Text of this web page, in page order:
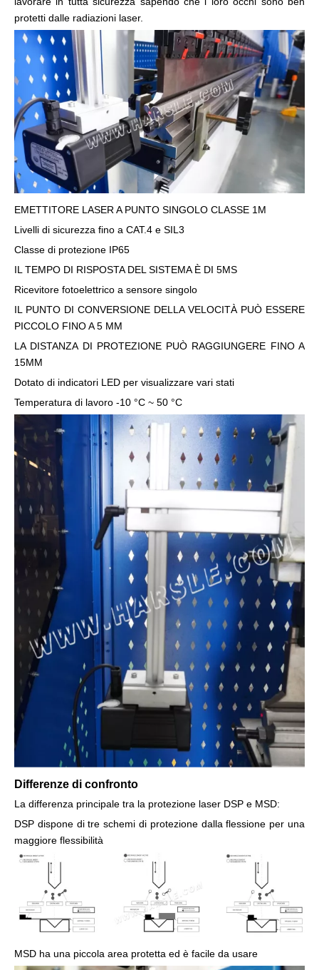
protetti dalle radiazioni laser.
EMETTITORE LASER A PUNTO SINGOLO CLASSE 1M
Livelli di sicurezza fino a CAT.4 e SIL3
Classe di protezione IP65
IL TEMPO DI RISPOSTA DEL SISTEMA È DI 5MS
Ricevitore fotoelettrico a sensore singolo
IL PUNTO DI CONVERSIONE DELLA VELOCITÀ PUÒ ESSERE
PICCOLO FINO A 5 MM
LA DISTANZA DI PROTEZIONE PUÒ RAGGIUNGERE FINO A
15MM
Dotato di indicatori LED per visualizzare vari stati
Temperatura di lavoro -10 °C ~ 50 °C
Differenze di confronto
La differenza principale tra la protezione laser DSP e MSD:
DSP dispone di tre schemi di protezione dalla flessione per una
maggiore flessibilità
MSD ha una piccola area protetta ed è facile da usare